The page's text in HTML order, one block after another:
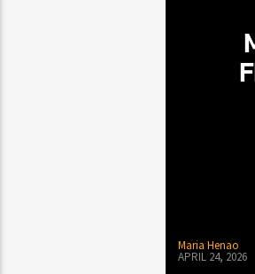
Maria Henao
APRIL 24, 2026